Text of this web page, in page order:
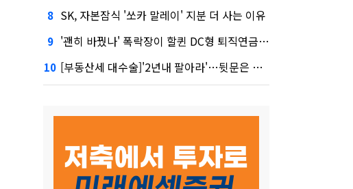
8 SK, 자본잠식 '쏘카 말레이' 지분 더 사는 이유
9 '괜히 바꿨나' 폭락장이 할퀸 DC형 퇴직연금…전문가 조언은
10 [부동산세 대수술]'2년내 팔아라'…뒷문은 열었다